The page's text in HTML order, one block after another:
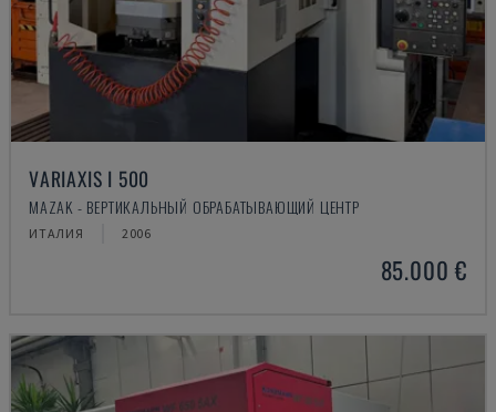
VARIAXIS I 500
MAZAK - ВЕРТИКАЛЬНЫЙ ОБРАБАТЫВАЮЩИЙ ЦЕНТР
ИТАЛИЯ 2006
85.000 €